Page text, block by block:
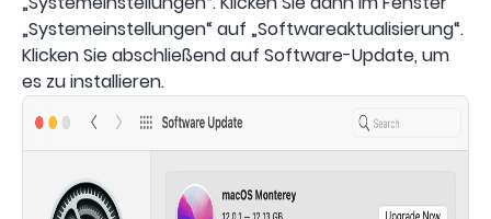
„Systemeinstellungen“ auf „Softwareaktualisierung“.
Klicken Sie abschließend auf Software-Update, um
es zu installieren.